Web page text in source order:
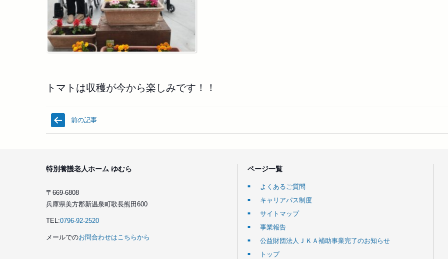
トマトは収穫が今から楽しみです！！
前の記事
特別養護老人ホーム ゆむら
〒669-6808
兵庫県美方郡新温泉町歌長熊田600
TEL:0796-92-2520
メールでのお問合わせはこちらから
ページ一覧
よくあるご質問
キャリアパス制度
サイトマップ
事業報告
公益財団法人ＪＫＡ補助事業完了のお知らせ
トップ